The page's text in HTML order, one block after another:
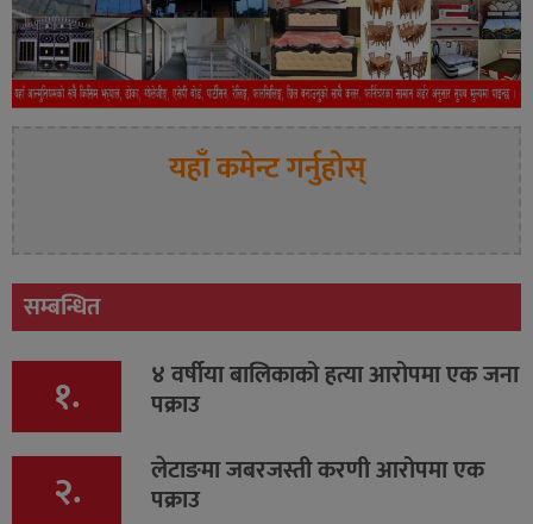
यहाँ कमेन्ट गर्नुहोस्
सम्बन्धित
१. ४ वर्षीया बालिकाको हत्या आरोपमा एक जना
पक्राउ
२. लेटाङमा जबरजस्ती करणी आरोपमा एक
पक्राउ